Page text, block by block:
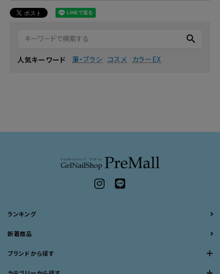
search
人気キーワード 筆・ブラシ コスメ カラーEX
ランキング
新着商品
ブランドから探す